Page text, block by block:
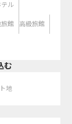
テル
旅館 高級旅館
む
地